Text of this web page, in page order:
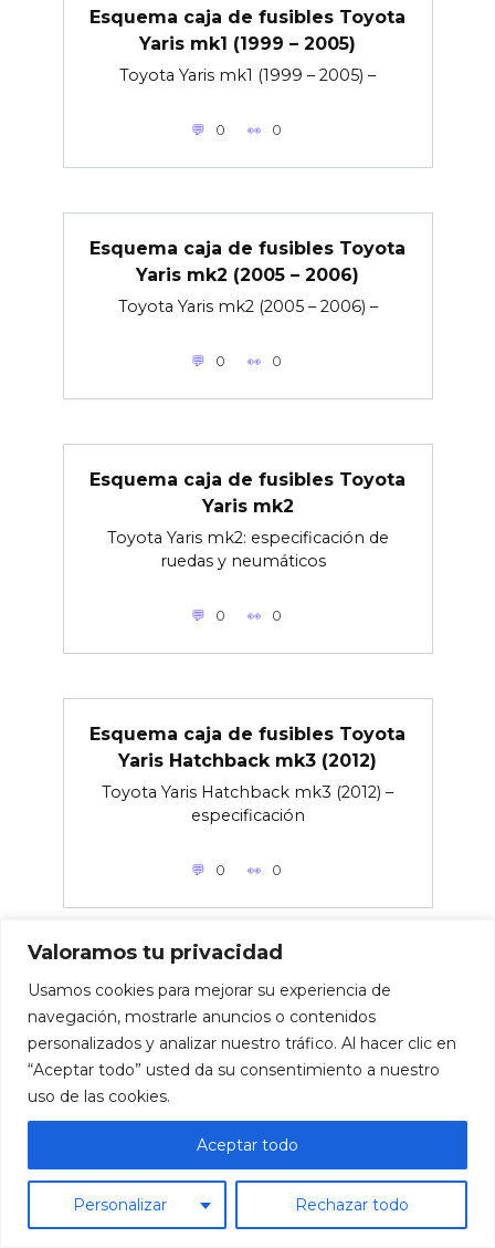
Valoramos tu privacidad
Usamos cookies para mejorar su experiencia de
navegación, mostrarle anuncios o contenidos
personalizados y analizar nuestro tráfico. Al hacer clic en
“Aceptar todo” usted da su consentimiento a nuestro
uso de las cookies.
Personalizar Rechazar todo
Aceptar todo
Esquema caja de fusibles Toyota
Yaris mk1 (1999 – 2005)
Toyota Yaris mk1 (1999 – 2005) –
0 0
Esquema caja de fusibles Toyota
Yaris mk2 (2005 – 2006)
Toyota Yaris mk2 (2005 – 2006) –
0 0
Esquema caja de fusibles Toyota
Yaris mk2
Toyota Yaris mk2: especificación de
ruedas y neumáticos
0 0
Esquema caja de fusibles Toyota
Yaris Hatchback mk3 (2012)
Toyota Yaris Hatchback mk3 (2012) –
especificación
0 0
Esquema caja de fusibles Toyota
Yaris Hatchback mk3 (desde
2012)
Toyota Yaris Hatchback mk3 (2012) –
neumáticos y ruedas
0 0